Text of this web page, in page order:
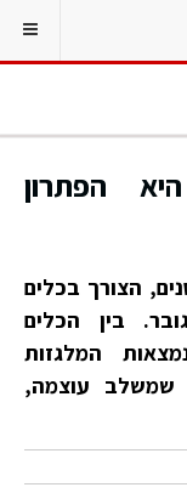
הפתרון
הצורך בכלים
בין הכלים
המלגזות
שמשלב עוצמה,